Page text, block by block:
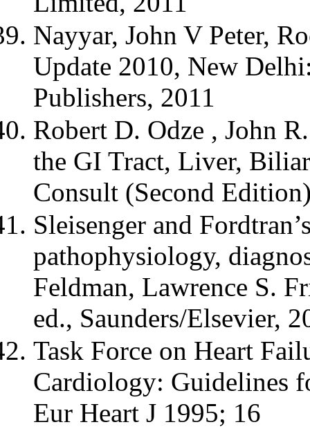
Nayyar, John V Peter,
Update 2010, New
Publishers, 2011
Robert D. Odze , John
the GI Tract, Liver,
Consult (Second
Sleisenger and
pathophysiology,
Feldman, Lawrence S.
ed., Saunders/Elsevier,
Task Force on Heart
Cardiology: Guidelines
Eur Heart J 1995; 16